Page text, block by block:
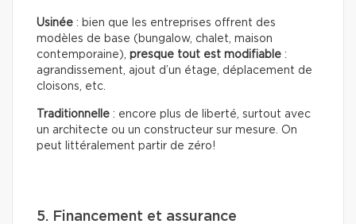
Usinée : bien que les entreprises offrent des
modèles de base (bungalow, chalet, maison
contemporaine), presque tout est modifiable :
agrandissement, ajout d’un étage, déplacement de
cloisons, etc.
Traditionnelle : encore plus de liberté, surtout avec
un architecte ou un constructeur sur mesure. On
peut littéralement partir de zéro!
5. Financement et assurance